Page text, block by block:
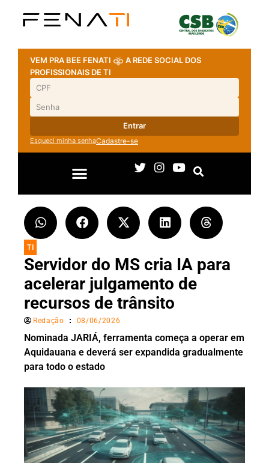
VEM PRA BEE FENATI
A REDE SOCIAL DOS
PROFISSIONAIS DE TI
Entrar
Esqueci minha senhaCadastre-se
TI
Servidor do MS cria IA para
acelerar julgamento de
recursos de trânsito
Redação 08/06/2026
Nominada JARIÁ, ferramenta começa a operar em
Aquidauana e deverá ser expandida gradualmente
para todo o estado